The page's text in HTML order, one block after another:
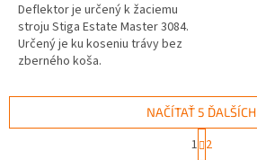
Deflektor je určený k žaciemu
stroju Stiga Estate Master 3084.
Určený je ku koseniu trávy bez
zberného koša.
NAČÍTAŤ 5 ĎALŠÍCH
t
1 2